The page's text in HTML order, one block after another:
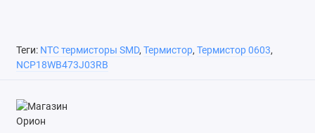
Теги: NTC термисторы SMD, Термистор, Термистор 0603,
NCP18WB473J03RB